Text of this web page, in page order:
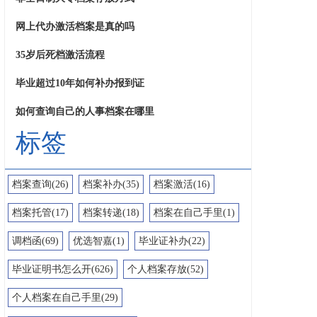
网上代办激活档案是真的吗
35岁后死档激活流程
毕业超过10年如何补办报到证
如何查询自己的人事档案在哪里
标签
档案查询(26) 档案补办(35) 档案激活(16)
档案托管(17) 档案转递(18) 档案在自己手里(1)
调档函(69) 优选智嘉(1) 毕业证补办(22)
毕业证明书怎么开(626) 个人档案存放(52)
个人档案在自己手里(29)